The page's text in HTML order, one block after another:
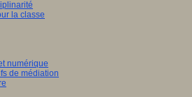
la classe
numérique
de médiation